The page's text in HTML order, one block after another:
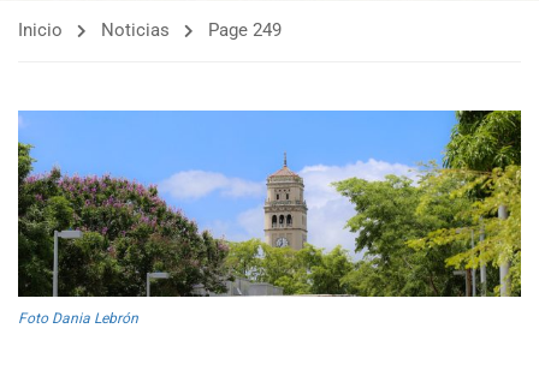
Inicio Noticias Page 249
Foto Dania Lebrón